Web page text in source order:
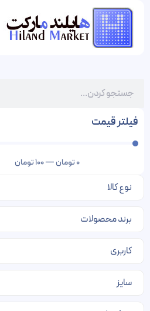
فیلتر قیمت
0تومان—
100تومان